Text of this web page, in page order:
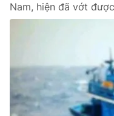
Nam, hiện đã vớt